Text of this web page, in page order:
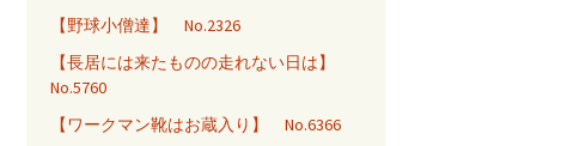
【野球小僧達】 No.2326
【長居には来たものの走れない日は】
No.5760
【ワークマン靴はお蔵入り】 No.6366